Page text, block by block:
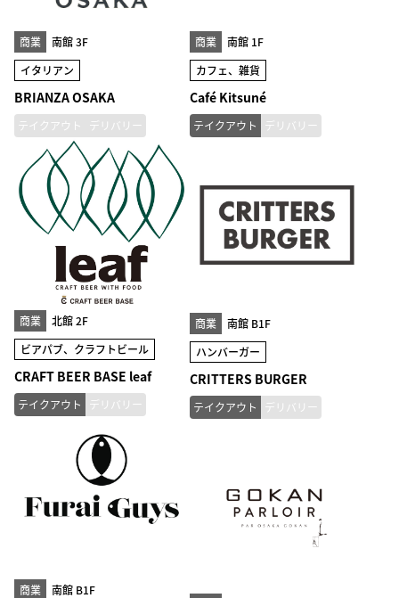
商業
南館 3F
イタリアン
BRIANZA OSAKA
テイクアウト デリバリー
商業
南館 1F
カフェ、雑貨
Café Kitsuné
テイクアウト デリバリー
商業
北館 2F
ビアパブ、クラフトビール
CRAFT BEER BASE leaf
テイクアウト デリバリー
商業
南館 B1F
ハンバーガー
CRITTERS BURGER
テイクアウト デリバリー
商業 南館 B1F